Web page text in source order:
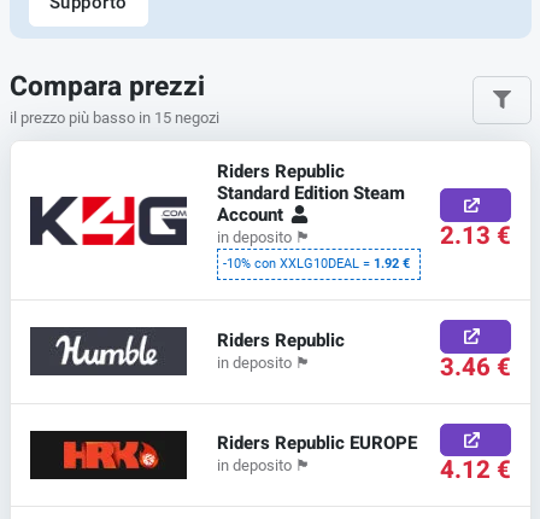
Compara prezzi
il prezzo più basso in 15 negozi
Riders Republic
Standard Edition Steam
Account
in deposito 🏴
-10% con XXLG10DEAL =1.92 €
2.13 €
Riders Republic
in deposito 🏴 3.46 €
Riders Republic EUROPE
in deposito 🏴 4.12 €